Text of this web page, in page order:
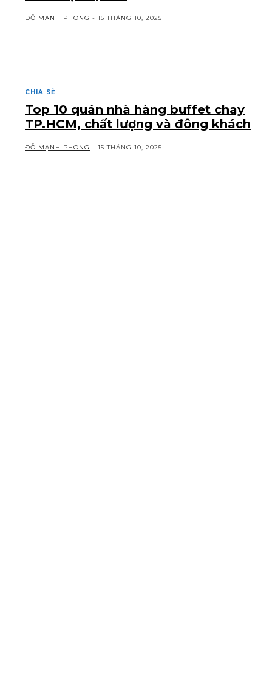
ĐỖ MẠNH PHONG - 15 THÁNG 10, 2025
CHIA SẺ
Top 10 quán nhà hàng buffet chay
TP.HCM, chất lượng và đông khách
ĐỖ MẠNH PHONG - 15 THÁNG 10, 2025